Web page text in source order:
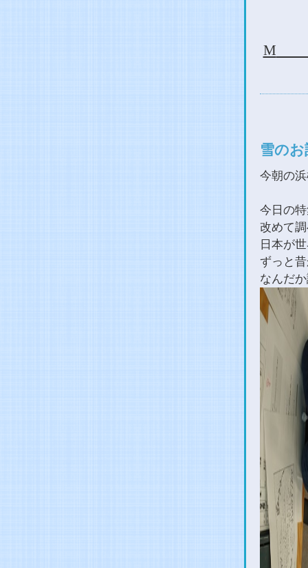
M
雪の
今朝の
今日の
改めて
日本が
ずっと
なんだ